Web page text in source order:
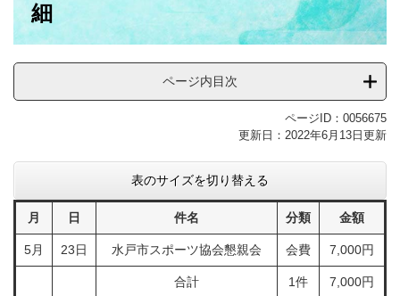
細
ページ内目次
ページID：0056675
更新日：2022年6月13日更新
表のサイズを切り替える
月 日 件名 分類 金額
5月 23日 水戸市スポーツ協会懇親会 会費 7,000円
合計 1件 7,000円